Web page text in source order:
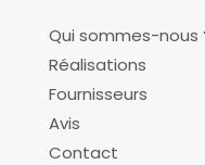
Qui sommes-nous
Réalisations
Fournisseurs
Avis
Contact